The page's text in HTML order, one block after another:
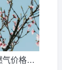
气价格明